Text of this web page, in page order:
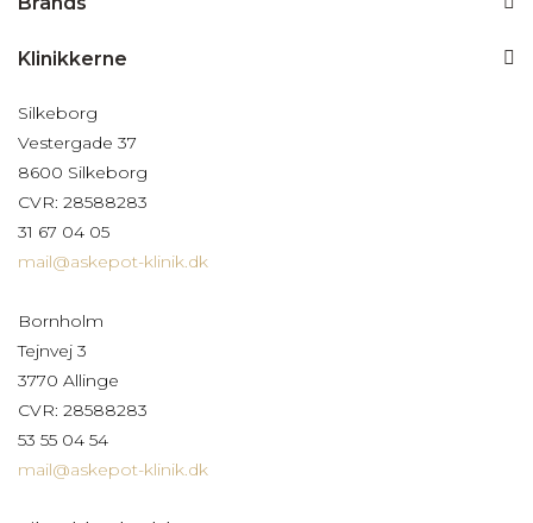
Klinikkerne
Silkeborg
Vestergade 37
8600 Silkeborg
CVR: 28588283
31 67 04 05
mail@askepot-klinik.dk
Bornholm
Tejnvej 3
3770 Allinge
CVR: 28588283
53 55 04 54
mail@askepot-klinik.dk